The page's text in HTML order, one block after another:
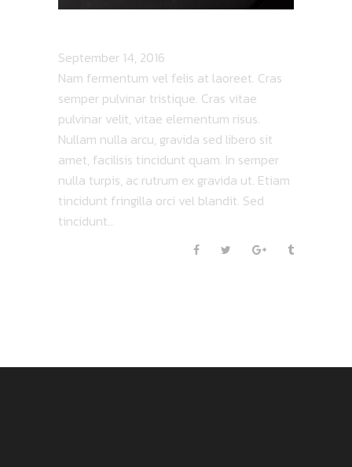
September 14, 2016
Nam fermentum vel felis at laoreet. Cras
semper pulvinar tristique. Cras vitae
pulvinar velit, vitae elementum risus.
Nullam nulla arcu, gravida sed libero sit
amet, facilisis tincidunt quam. In semper
nulla turpis, ac rutrum ex gravida ut. Etiam
tincidunt fringilla orci vel blandit. Sed
tincidunt...